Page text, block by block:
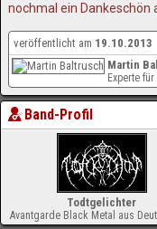
nochmal ein Dankeschön
veröffentlicht am 19.10.2013
Martin
Experte
Band-Profil
Todtgelichter
Avantgarde Black Metal aus